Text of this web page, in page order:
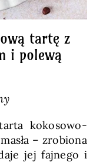
Zdrowo i fit
Polski
tartę z
i polewą
kokosowo-
– zrobiona
jej fajnego i